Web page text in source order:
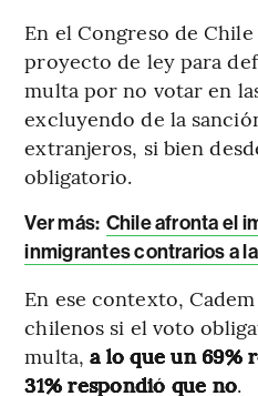
En el Congreso de
proyecto de ley para
multa por no votar en
excluyendo de la
extranjeros, si bien
obligatorio.
Ver más: Chile afronta el
inmigrantes contrarios a
En ese contexto,
chilenos si el voto
multa, a lo que un 69%
31% respondió que no.